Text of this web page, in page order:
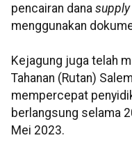
pencairan dana supply
menggunakan
Kejagung juga telah
Tahanan (Rutan)
mempercepat
berlangsung selama
Mei 2023.